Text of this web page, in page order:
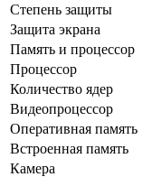
Степень защиты
Защита экрана
Память и процессор
Процессор
Количество ядер
Видеопроцессор
Оперативная память
Встроенная память
Камера